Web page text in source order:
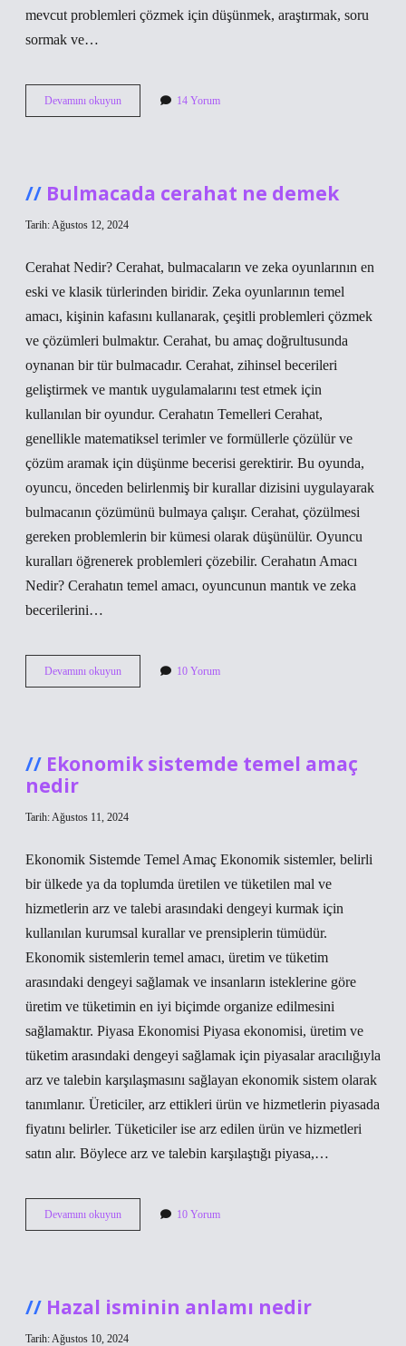
mevcut problemleri çözmek için düşünmek, araştırmak, soru
sormak ve…
Devamını okuyun Akademik
Aşırmacılık
14 Yorum
Bulmacada cerahat ne demek
Tarih: Ağustos 12, 2024
Cerahat Nedir? Cerahat, bulmacaların ve zeka oyunlarının en
eski ve klasik türlerinden biridir. Zeka oyunlarının temel
amacı, kişinin kafasını kullanarak, çeşitli problemleri çözmek
ve çözümleri bulmaktır. Cerahat, bu amaç doğrultusunda
oynanan bir tür bulmacadır. Cerahat, zihinsel becerileri
geliştirmek ve mantık uygulamalarını test etmek için
kullanılan bir oyundur. Cerahatın Temelleri Cerahat,
genellikle matematiksel terimler ve formüllerle çözülür ve
çözüm aramak için düşünme becerisi gerektirir. Bu oyunda,
oyuncu, önceden belirlenmiş bir kurallar dizisini uygulayarak
bulmacanın çözümünü bulmaya çalışır. Cerahat, çözülmesi
gereken problemlerin bir kümesi olarak düşünülür. Oyuncu
kuralları öğrenerek problemleri çözebilir. Cerahatın Amacı
Nedir? Cerahatın temel amacı, oyuncunun mantık ve zeka
becerilerini…
Devamını okuyun Bulmacada
cerahat
10 Yorum
Ekonomik sistemde temel amaç
nedir
Tarih: Ağustos 11, 2024
Ekonomik Sistemde Temel Amaç Ekonomik sistemler, belirli
bir ülkede ya da toplumda üretilen ve tüketilen mal ve
hizmetlerin arz ve talebi arasındaki dengeyi kurmak için
kullanılan kurumsal kurallar ve prensiplerin tümüdür.
Ekonomik sistemlerin temel amacı, üretim ve tüketim
arasındaki dengeyi sağlamak ve insanların isteklerine göre
üretim ve tüketimin en iyi biçimde organize edilmesini
sağlamaktır. Piyasa Ekonomisi Piyasa ekonomisi, üretim ve
tüketim arasındaki dengeyi sağlamak için piyasalar aracılığıyla
arz ve talebin karşılaşmasını sağlayan ekonomik sistem olarak
tanımlanır. Üreticiler, arz ettikleri ürün ve hizmetlerin piyasada
fiyatını belirler. Tüketiciler ise arz edilen ürün ve hizmetleri
satın alır. Böylece arz ve talebin karşılaştığı piyasa,…
Devamını okuyun Ekonomik
sistemde
10 Yorum
Hazal isminin anlamı nedir
Tarih: Ağustos 10, 2024